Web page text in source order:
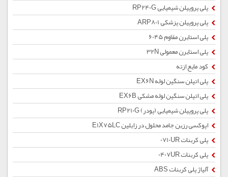
پلی پروپیلن شیمیایی RP240G
پلی پروپیلن پزشکی ARP801
پلی استایرن مقاوم 6045
پلی استایرن معمولی 32N
کود مایع ازته
پلی اتیلن سنگین لوله EX6N
پلی اتیلن سنگین لوله مشکی EX6B
پلی پروپیلن شیمیایی (پودر) RP210G
اپوکسی رزین جامد محلول در زایلین E1X75LC
پلی کربنات 0710UR
پلی کربنات 0407UR
آلیاژ پلی کربنات ABS